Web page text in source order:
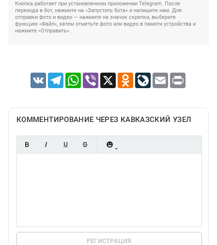
Кнопка работает при установленном приложении Telegram. После
перехода в бот, нажмите на «Запустить бота» и напишите нам. Для
отправки фото и видео — нажмите на значок скрепки, выберите
функцию «Файл», затем отметьте фото или видео в памяти устройства и
нажмите «Отправить».
VK TelegramWhatsApp
Viber X Odnoklassniki
LiveJournal
Email Print
КОММЕНТИРОВАНИЕ ЧЕРЕЗ КАВКАЗСКИЙ УЗЕЛ
РЕГИСТРАЦИЯ